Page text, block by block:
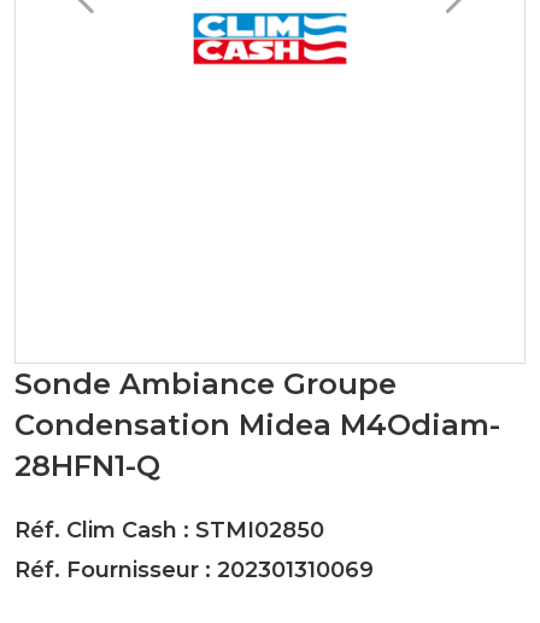
Sonde Ambiance Groupe
Condensation Midea M4Odiam-
28HFN1-Q
Réf. Clim Cash : STMI02850
Réf. Fournisseur : 202301310069